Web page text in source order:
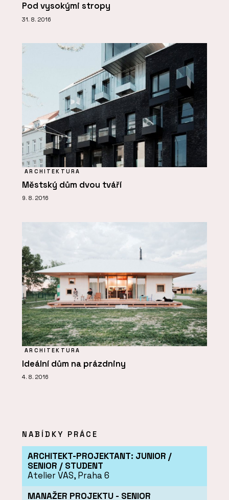
Pod vysokými stropy
31. 8. 2016
ARCHITEKTURA
Městský dům dvou tváří
9. 8. 2016
ARCHITEKTURA
Ideální dům na prázdniny
4. 8. 2016
NABÍDKY PRÁCE
ARCHITEKT-PROJEKTANT: JUNIOR /
SENIOR / STUDENT
Atelier VAS, Praha 6
MANAŽER PROJEKTU - SENIOR